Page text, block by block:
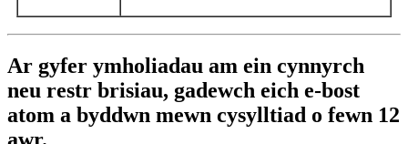
Ar gyfer ymholiadau am ein cynnyrch
neu restr brisiau, gadewch eich e-bost
atom a byddwn mewn cysylltiad o fewn 12
awr.